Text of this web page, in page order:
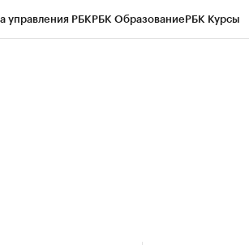
управления РБКРБК ОбразованиеРБК Курсы